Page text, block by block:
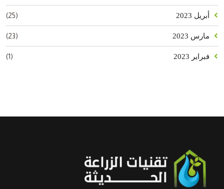
أبريل 2023 (25)
مارس 2023 (23)
فبراير 2023 (1)